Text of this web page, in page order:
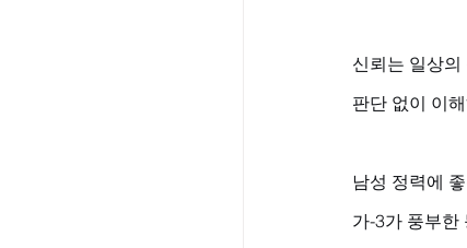
신뢰는 일상
판단 없이 이
남성 정력에
가-3가 풍부한